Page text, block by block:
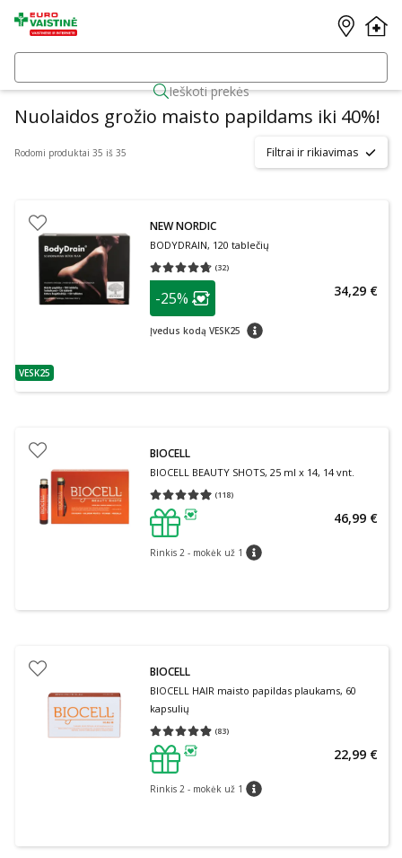
Ieškoti prekės
Nuolaidos grožio maisto papildams iki 40%!
Rodomi produktai 35 iš 35 Filtrai ir rikiavimas
patarimas
VESK25
NEW NORDIC
BODYDRAIN, 120 tablečių
(32)
Vidutinis įvertinimas 4.69
patarimas
Lojalumo klubo narių nuolaida
-25%
Įvedus kodą VESK25 patarimas
34,29 €
BIOCELL
BIOCELL BEAUTY SHOTS, 25 ml x 14, 14 vnt.
(118)
Vidutinis įvertinimas 4.98
patarimas
Rinkis 2 - mokėk už 1 patarimas
46,99 €
BIOCELL
BIOCELL HAIR maisto papildas plaukams, 60
kapsulių
(83)
Vidutinis įvertinimas 4.88
patarimas
Rinkis 2 - mokėk už 1 patarimas
22,99 €